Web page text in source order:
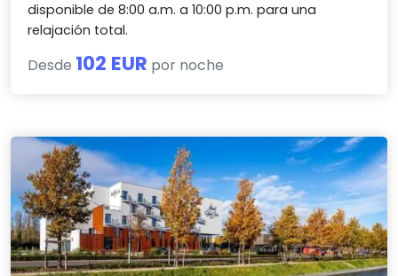
disponible de 8:00 a.m. a 10:00 p.m. para una
relajación total.
Desde 102 EUR por noche